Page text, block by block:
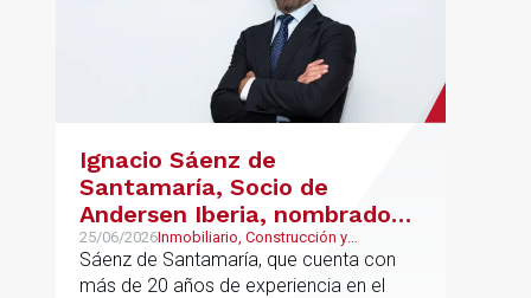
Ignacio Sáenz de
Santamaría, Socio de
Andersen Iberia, nombrado
director europeo de
Inmobiliario de Andersen
25/06/2026Inmobiliario, Construcción y
Urbanismo, Real Estate
Sáenz de Santamaría, que cuenta con
más de 20 años de experiencia en el